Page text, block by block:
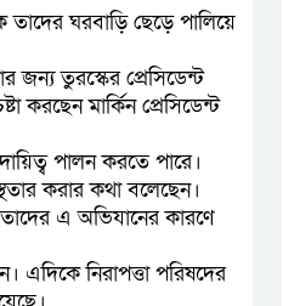
তাদের ঘরবাড়ি ছেড়ে পালিয়ে
জন্য তুরস্কের প্রেসিডেন্ট
মার্কিন প্রেসিডেন্ট
পালন করতে পারে।
করার কথা বলেছেন।
এ অভিযানের কারণে
এদিকে নিরাপত্তা পরিষদের